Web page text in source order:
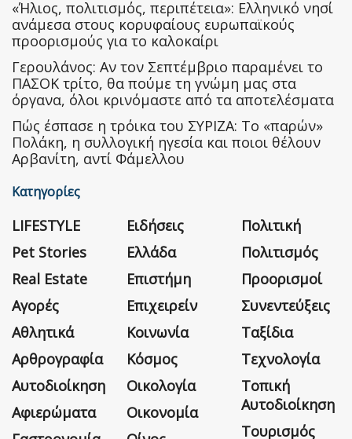
«Ήλιος, πολιτισμός, περιπέτεια»: Ελληνικό νησί
ανάμεσα στους κορυφαίους ευρωπαϊκούς
προορισμούς για το καλοκαίρι
Γερουλάνος: Αν τον Σεπτέμβριο παραμένει το
ΠΑΣΟΚ τρίτο, θα πούμε τη γνώμη μας στα
όργανα, όλοι κρινόμαστε από τα αποτελέσματα
Πώς έσπασε η τρόικα του ΣΥΡΙΖΑ: Το «παρών»
Πολάκη, η συλλογική ηγεσία και ποιοι θέλουν
Αρβανίτη, αντί Φάμελλου
Κατηγορίες
LIFESTYLE
Pet Stories
Real Estate
Αγορές
Αθλητικά
Αρθρογραφία
Αυτοδιοίκηση
Αφιερώματα
Ειδήσεις
Ελλάδα
Επιστήμη
Επιχειρείν
Κοινωνία
Κόσμος
Οικολογία
Οικονομία
Πολιτική
Πολιτισμός
Προορισμοί
Συνεντεύξεις
Ταξίδια
Τεχνολογία
Τοπική
Αυτοδιοίκηση
Τουρισμός